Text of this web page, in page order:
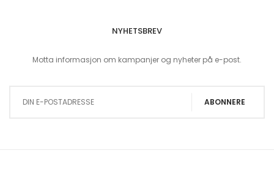
NYHETSBREV
Motta informasjon om kampanjer og nyheter på e-post.
ABONNERE